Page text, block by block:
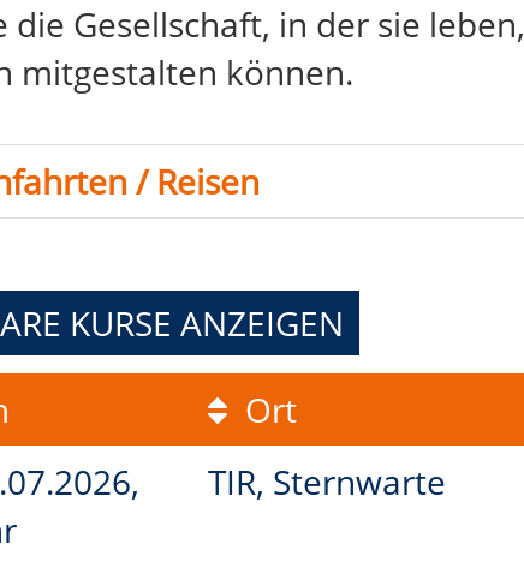
Gesellschaft, in der sie leben,
mitgestalten können.
/ Reisen
KURSE ANZEIGEN
Ort
TIR, Sternwarte